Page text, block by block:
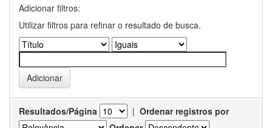
Adicionar filtros:
Utilizar filtros para refinar o resultado de busca.
Resultados/Página | Ordenar registros por